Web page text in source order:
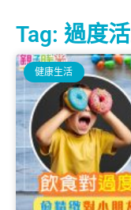
Tag: 過度
健康生活